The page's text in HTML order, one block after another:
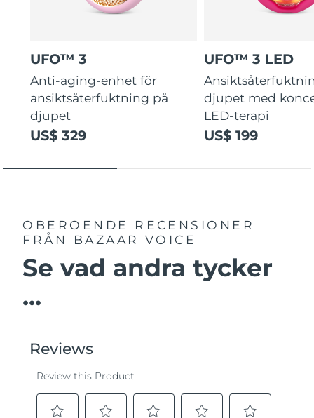
UFO™ 3
Anti-aging-enhet för
ansiktsåterfuktning på
djupet
US$ 329
UFO™ 3 LED
djupet med
LED-terapi
US$ 199
OBEROENDE RECENSIONER
FRÅN BAZAAR VOICE
Se vad andra tycker
...